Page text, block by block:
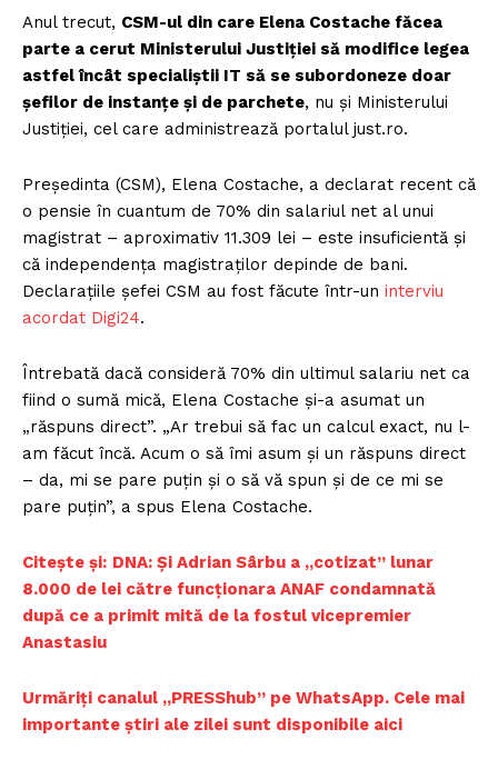
Anul trecut, CSM-ul din care Elena Costache făcea
parte a cerut Ministerului Justiției să modifice legea
astfel încât specialiștii IT să se subordoneze doar
șefilor de instanțe și de parchete, nu și Ministerului
Justiției, cel care administrează portalul just.ro.
Președinta (CSM), Elena Costache, a declarat recent că
o pensie în cuantum de 70% din salariul net al unui
magistrat – aproximativ 11.309 lei – este insuficientă și
că independența magistraților depinde de bani.
Declarațiile șefei CSM au fost făcute într-un interviu
acordat Digi24.
Întrebată dacă consideră 70% din ultimul salariu net ca
fiind o sumă mică, Elena Costache și-a asumat un
„răspuns direct”. „Ar trebui să fac un calcul exact, nu l-
am făcut încă. Acum o să îmi asum și un răspuns direct
– da, mi se pare puțin și o să vă spun și de ce mi se
pare puțin”, a spus Elena Costache.
Citește și: DNA: Și Adrian Sârbu a „cotizat” lunar
8.000 de lei către funcționara ANAF condamnată
după ce a primit mită de la fostul vicepremier
Anastasiu
Urmăriți canalul „PRESShub” pe WhatsApp. Cele mai
importante știri ale zilei sunt disponibile aici